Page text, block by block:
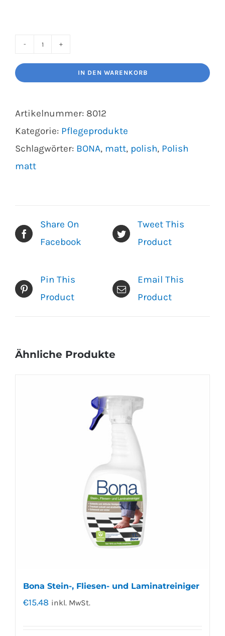
IN DEN WARENKORB
Artikelnummer: 8012
Kategorie: Pflegeprodukte
Schlagwörter: BONA, matt, polish, Polish
matt
Share On
Facebook
Tweet This
Product
Pin This
Product
Email This
Product
Ähnliche Produkte
Bona Stein-, Fliesen- und Laminatreiniger
€15.48 inkl. MwSt.